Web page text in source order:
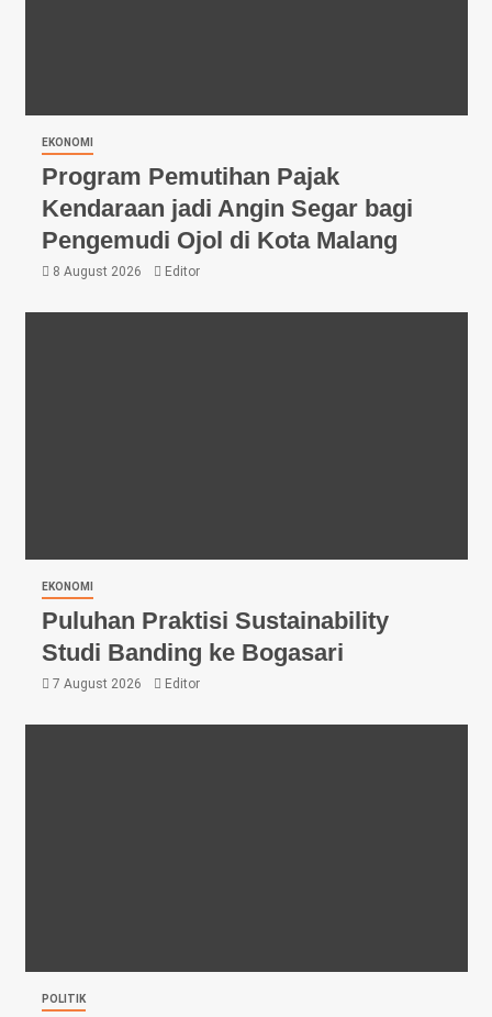
EKONOMI
Program Pemutihan Pajak
Kendaraan jadi Angin Segar bagi
Pengemudi Ojol di Kota Malang
8 August 2026 Editor
EKONOMI
Puluhan Praktisi Sustainability
Studi Banding ke Bogasari
7 August 2026 Editor
POLITIK